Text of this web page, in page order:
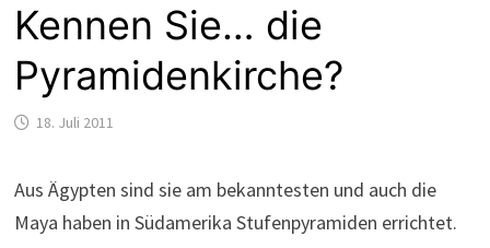
Kennen Sie… die
Pyramidenkirche?
18. Juli 2011
Aus Ägypten sind sie am bekanntesten und auch die
Maya haben in Südamerika Stufenpyramiden errichtet.